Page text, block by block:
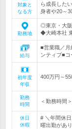
対象と
なる方
ら成長した
身者や20～
勤務地
◎東京・大
◆大崎本社
給与
■営業職／月
ンティブ■コ
初年度
年収
400万円～
勤務
時間
＜勤務時間
休日
休暇
# ＼年間休
曜出勤があ